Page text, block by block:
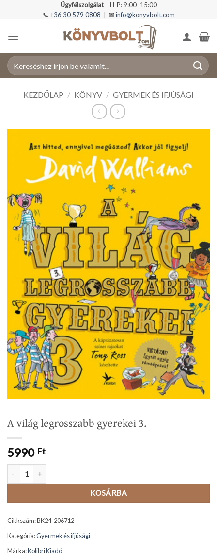
Ügyfélszolgálat– H-P: 9:00–15:00
📞 +36 30 579 0808 | ✉ info@konyvbolt.com
Keresés
a
KEZDŐLAP / KÖNYV / GYERMEK ÉS IFJÚSÁGI
A világ legrosszabb gyerekei 3.
5990 Ft
KOSÁRBA
Cikkszám:BK24-206712
Kategória:Gyermek és ifjúsági
Márka:Kolibri Kiadó